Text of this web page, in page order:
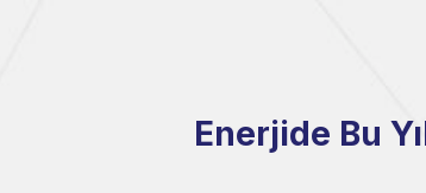
Enerjide Bu